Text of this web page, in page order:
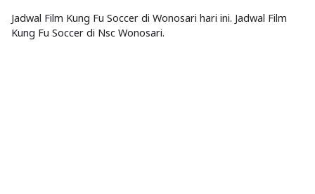
Jadwal Film Kung Fu Soccer di Wonosari hari ini. Jadwal Film
Kung Fu Soccer di Nsc Wonosari.